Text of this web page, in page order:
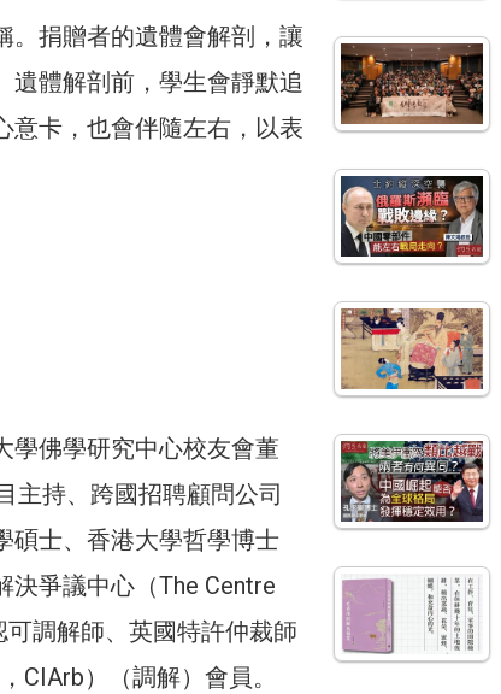
。捐贈者的遺體會解剖，讓
遺體解剖前，學生會靜默追
意卡，也會伴隨左右，以表
學佛學研究中心校友會董
主持、跨國招聘顧問公司
碩士、香港大學哲學博士
決爭議中心（The Centre
調解師、英國特許仲裁師
CIArb）（調解）會員。